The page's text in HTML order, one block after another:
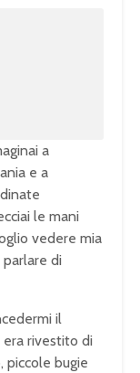
a
e a
le mani
vedere mia
parlare di
il
era rivestito di
piccole bugie